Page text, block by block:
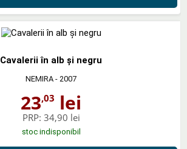
Cavalerii în alb şi negru
NEMIRA - 2007
23,03 lei
PRP: 34,90 lei
stoc indisponibil